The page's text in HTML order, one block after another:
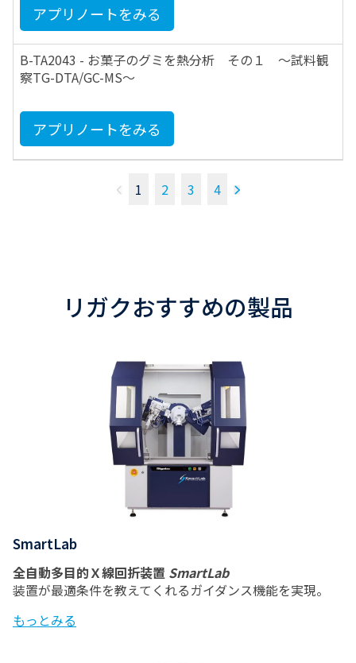
アプリノートをみる
B-TA2043 - お菓子のグミを熱分析 その１ ～試料観
察TG-DTA/GC-MS～
アプリノートをみる
1 2 3 4
リガクおすすめの製品
SmartLab
全自動多目的Ｘ線回折装置 SmartLab
装置が最適条件を教えてくれるガイダンス機能を実現。
もっとみる